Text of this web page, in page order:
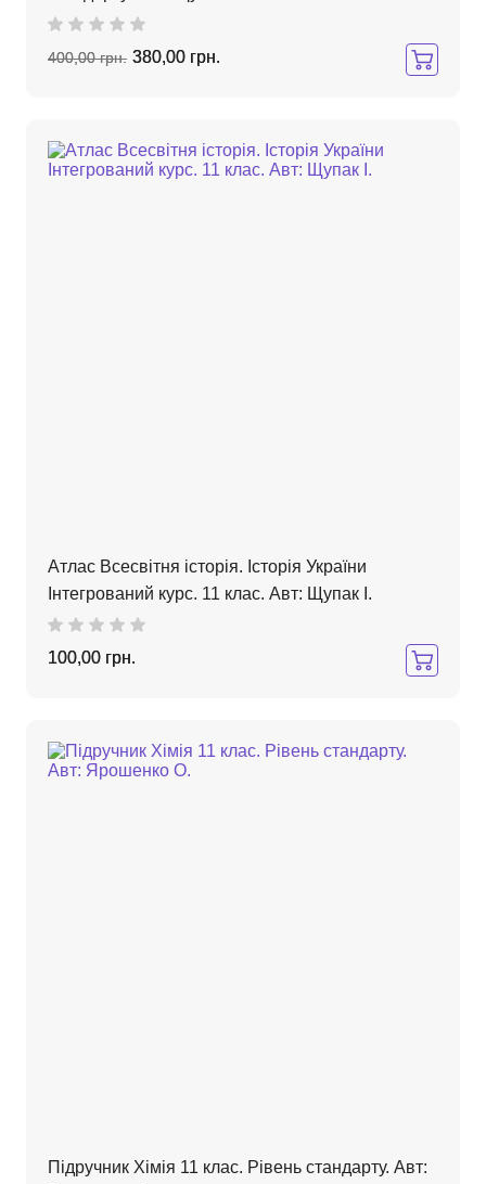
400,00 грн. 380,00 грн.
Атлас Всесвітня історія. Історія України
Інтегрований курс. 11 клас. Авт: Щупак І.
100,00 грн.
Підручник Хімія 11 клас. Рівень стандарту. Авт: